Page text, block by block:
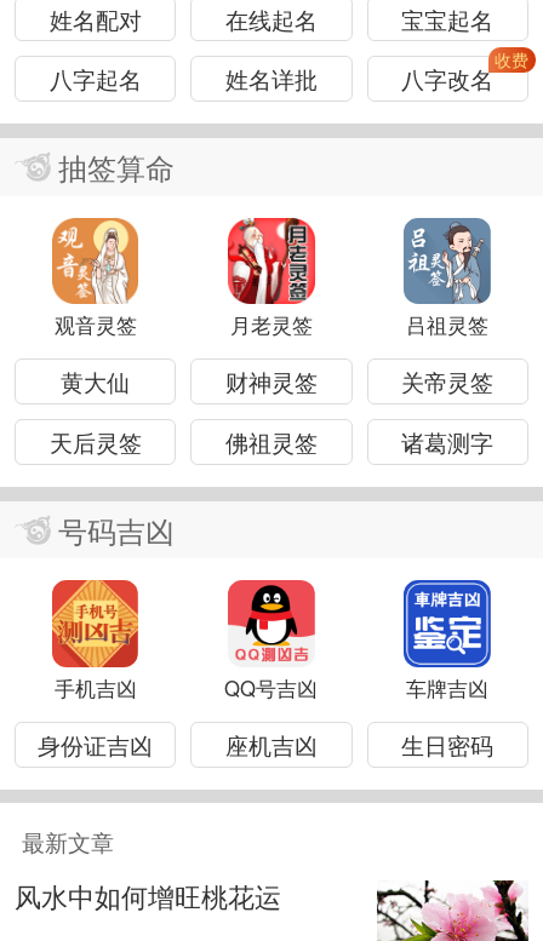
姓名配对 在线起名
宝宝起名
八字起名
姓名详批 八字改名
抽签算命
观音灵签 月老灵签 吕祖灵签
黄大仙 财神灵签
关帝灵签
天后灵签
佛祖灵签 诸葛测字
号码吉凶
手机吉凶 QQ号吉凶 车牌吉凶
身份证吉凶 座机吉凶 生日密码
最新文章
风水中如何增旺桃花运